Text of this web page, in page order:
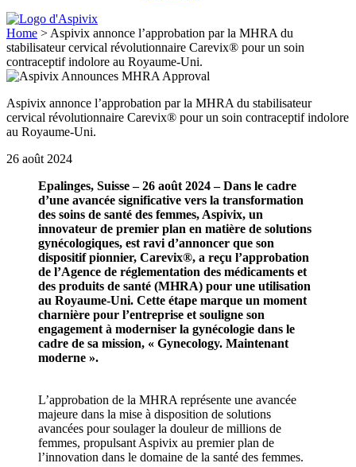
Home > Aspivix annonce l’approbation par la MHRA du
stabilisateur cervical révolutionnaire Carevix® pour un soin
contraceptif indolore au Royaume-Uni.
Aspivix annonce l’approbation par la MHRA du stabilisateur
cervical révolutionnaire Carevix® pour un soin contraceptif indolore
au Royaume-Uni.
26 août 2024
Epalinges, Suisse – 26 août 2024 – Dans le cadre
d’une avancée significative vers la transformation
des soins de santé des femmes, Aspivix, un
innovateur de premier plan en matière de solutions
gynécologiques, est ravi d’annoncer que son
dispositif pionnier, Carevix®, a reçu l’approbation
de l’Agence de réglementation des médicaments et
des produits de santé (MHRA) pour une utilisation
au Royaume-Uni. Cette étape marque un moment
charnière pour l’entreprise et souligne son
engagement à moderniser la gynécologie dans le
cadre de sa mission, « Gynecology. Maintenant
moderne ».
L’approbation de la MHRA représente une avancée
majeure dans la mise à disposition de solutions
avancées pour soulager la douleur de millions de
femmes, propulsant Aspivix au premier plan de
l’innovation dans le domaine de la santé des femmes.